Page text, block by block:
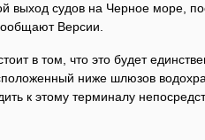
выход судов на Черное море,
Версии.
в том, что это будет
ниже шлюзов
к этому терминалу